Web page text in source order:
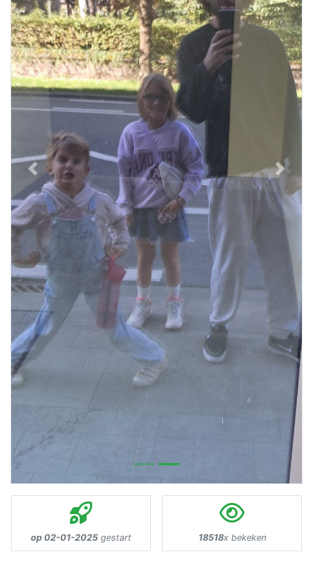
Previous Next
op 02-01-2025 gestart 18518x bekeken